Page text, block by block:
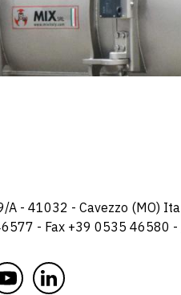
Certificats
A - 41032 - Cavezzo (MO)
- Fax +39 0535 46580 -